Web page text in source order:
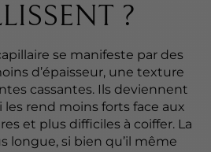
?
se manifeste par des
d’épaisseur, une texture
cassantes. Ils deviennent
les rend moins forts face aux
et plus difficiles à coiffer. La
longue, si bien qu’il même